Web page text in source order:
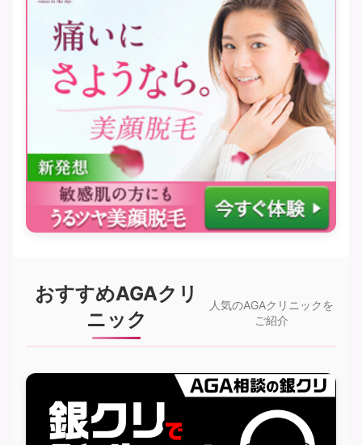
おすすめAGAクリ
ニック
人気のAGAクリニックを
ご紹介